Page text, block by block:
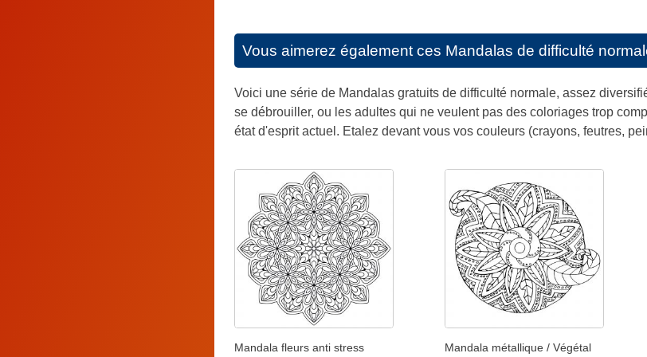
Vous aimerez également ces Mandalas de difficulté
Voici une série de Mandalas gratuits de difficulté normale, assez
se débrouiller, ou les adultes qui ne veulent pas des coloriages trop
état d'esprit actuel. Etalez devant vous vos couleurs (crayons, feutres,
Mandala fleurs anti stress Mandala métallique / Végétal